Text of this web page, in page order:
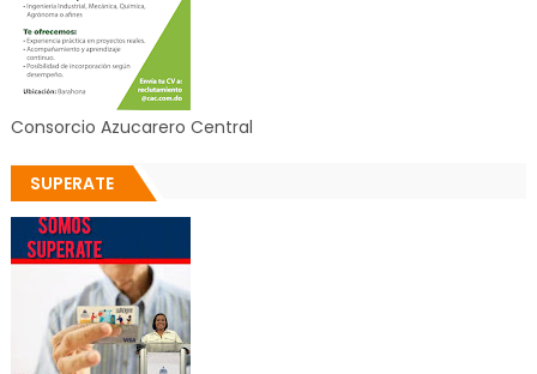
Consorcio Azucarero Central
SUPERATE